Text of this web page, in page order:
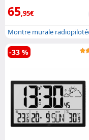
65,95€
Montre murale
LED
-33 %